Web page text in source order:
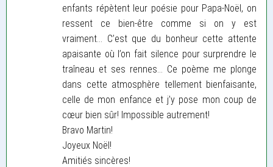
enfants répètent leur poésie pour Papa-Noël, on
ressent ce bien-être comme si on y est
vraiment... C’est que du bonheur cette attente
apaisante où l’on fait silence pour surprendre le
traîneau et ses rennes... Ce poème me plonge
dans cette atmosphère tellement bienfaisante,
celle de mon enfance et j’y pose mon coup de
cœur bien sûr! Impossible autrement!
Bravo Martin!
Joyeux Noël!
Amitiés sincères!